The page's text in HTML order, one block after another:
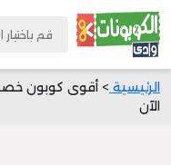
الرئيسية
الآن